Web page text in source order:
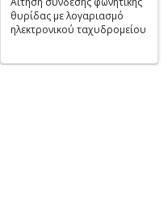
θυρίδας με λογαριασμό
ηλεκτρονικού ταχυδρομείου